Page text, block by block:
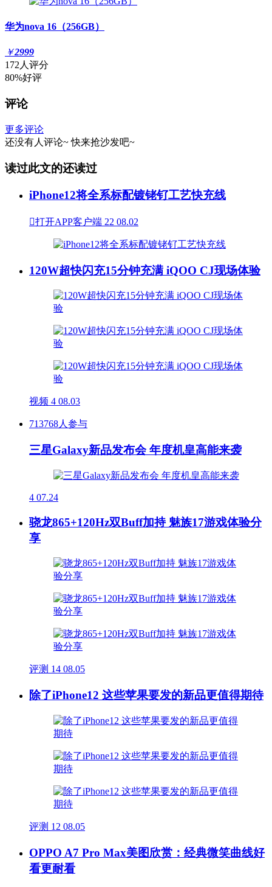
华为nova 16（256GB）
￥2999
172人评分
80%好评
评论
更多评论
还没有人评论~ 快来抢沙发吧~
读过此文的还读过
iPhone12将全系标配镀铑钌工艺快充线
打开APP客户端 22 08.02
120W超快闪充15分钟充满 iQOO CJ现场体验
视频 4 08.03
713768人参与
三星Galaxy新品发布会 年度机皇高能来袭
4 07.24
骁龙865+120Hz双Buff加持 魅族17游戏体验分
享
评测 14 08.05
除了iPhone12 这些苹果要发的新品更值得期待
评测 12 08.05
OPPO A7 Pro Max美图欣赏：经典微笑曲线好
看更耐看